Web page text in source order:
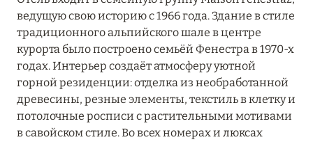
Hôtel Au Chamois d'Or
Hôtel Barrière Les Neiges Courchevel
Hôtel Daria-I Nor
Hôtel de La Loze
Hôtel Koh-I Nor
ведущую свою историю с 1966 года. Здание в стиле
традиционного альпийского шале в центре
курорта было построено семьёй Фенестра в 1970-х
годах. Интерьер создаёт атмосферу уютной
горной резиденции: отделка из необработанной
древесины, резные элементы, текстиль в клетку и
потолочные росписи с растительными мотивами
в савойском стиле. Во всех номерах и люксах